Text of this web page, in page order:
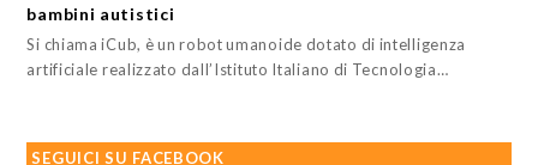
bambini autistici
Si chiama iCub, è un robot umanoide dotato di intelligenza
artificiale realizzato dall’Istituto Italiano di Tecnologia…
SEGUICI SU FACEBOOK